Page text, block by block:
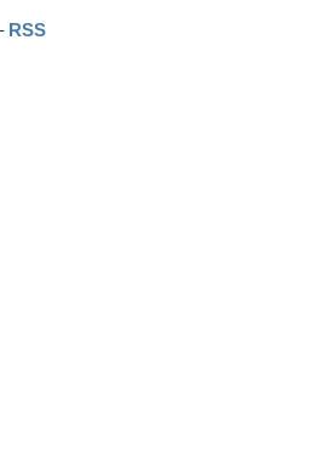
RSS